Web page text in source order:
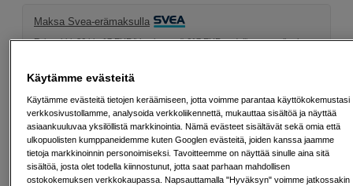
Maksa Svea-erämaksulla
Esimerkki: 36 kk, 17 EUR/kk, yhteensä 617 EUR, todellinen vuosikorko
Lainaaminen maksaa!
Jos et pysty maksamaan velkaa ajoissa, saatat
liittymien tekemistä ja uusien lainojen saamista. Apua saat kuntasi talous- ja
velkaneuvonnasta. Yhteystiedot löydät sivulta kkv.fi (avautuu uuteen
välilehteen)
Käytämme evästeitä
Käytämme evästeitä tietojen keräämiseen, jotta voimme parantaa käyttökokemustasi
verkkosivustollamme, analysoida verkkoliikennettä, mukauttaa sisältöä ja näyttää
asiaankuuluvaa yksilöllistä markkinointia. Nämä evästeet sisältävät sekä omia että
ulkopuolisten kumppaneidemme kuten Googlen evästeitä, joiden kanssa jaamme
tietoja markkinoinnin personoimiseksi. Tavoitteemme on näyttää sinulle aina sitä
sisältöä, josta olet todella kiinnostunut, jotta saat parhaan mahdollisen
ostokokemuksen verkkokaupassa. Napsauttamalla "Hyväksyn" voimme jatkossakin